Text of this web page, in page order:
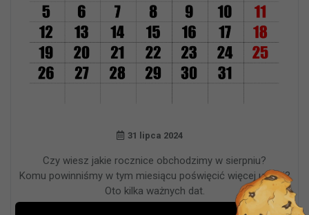
31 lipca 2024
Czy wiesz jakie rocznice obchodzimy w sierpniu?
Komu powinniśmy w tym miesiącu poświęcić więcej uwagi?
Oto kilka ważnych dat.